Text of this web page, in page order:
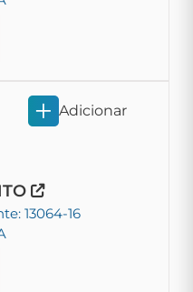
13064-16
Adicionar